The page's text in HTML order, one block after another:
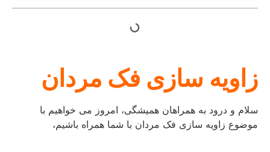
زاویه سازی فک مردان
سلام و درود به همراهان همیشگی، امروز می خواهیم با
موضوع زاویه سازی فک مردان با شما همراه باشیم،